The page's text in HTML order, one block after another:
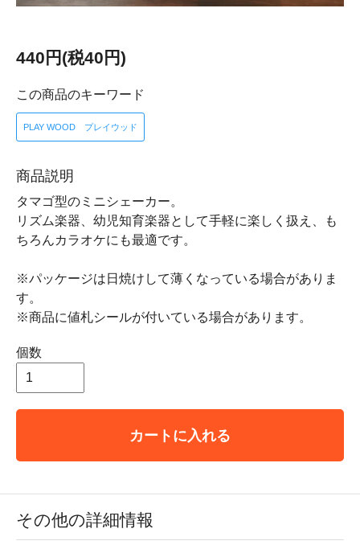
440円(税40円)
この商品のキーワード
PLAY WOOD プレイウッド
商品説明
タマゴ型のミニシェーカー。
リズム楽器、幼児知育楽器として手軽に楽しく扱え、も
ちろんカラオケにも最適です。
※パッケージは日焼けして薄くなっている場合がありま
す。
※商品に値札シールが付いている場合があります。
個数
カートに入れる
その他の詳細情報